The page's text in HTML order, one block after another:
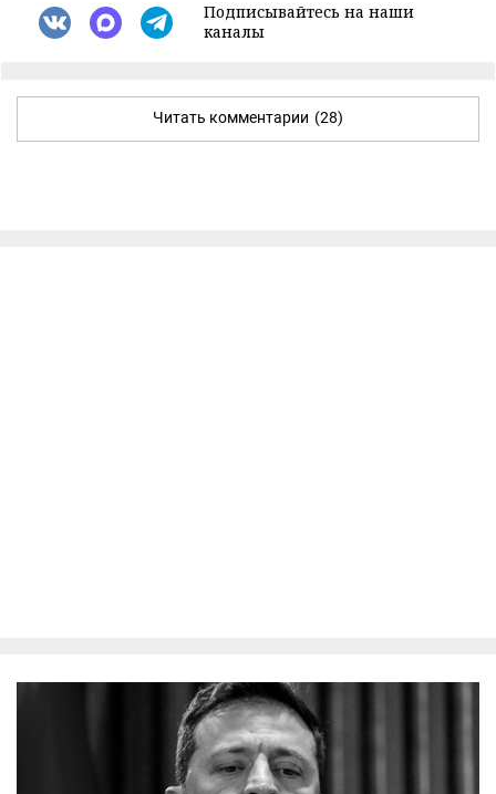
Подписывайтесь на наши
каналы
Читать комментарии (28)